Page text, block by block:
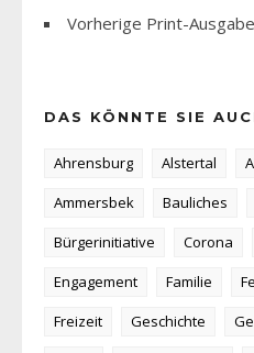
Vorherige Print-
DAS KÖNNTE SIE
Ahrensburg Alstertal
Ammersbek
Bauliches
Bürgerinitiative
Corona
Engagement
Familie
Freizeit
Geschichte